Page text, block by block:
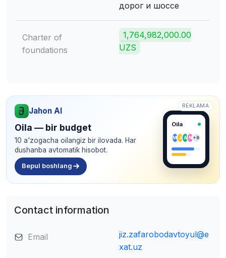
дорог и шоссе
Charter of
foundations
1,764,982,000.00
UZS
REKLAMA
Jahon AI
Oila — bir budget
10 a'zogacha oilangiz bir ilovada. Har
dushanba avtomatik hisobot.
Bepul boshlang
Oila
M J A N+6
Contact information
Email
jiz.zafarobodavtoyul@e
xat.uz